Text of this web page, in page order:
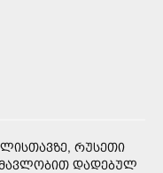
ᲠᲣᲡᲔᲗᲘ
ᲓᲐᲓᲔᲑᲣᲚ